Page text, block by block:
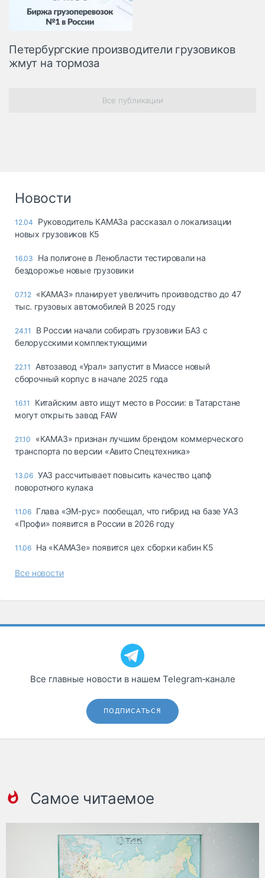
Петербургские производители грузовиков
жмут на тормоза
Все публикации
Новости
12.04
Руководитель КАМАЗа рассказал о локализации
новых грузовиков К5
16.03
На полигоне в Ленобласти тестировали на
бездорожье новые грузовики
07.12 «КАМАЗ» планирует увеличить производство до 47
тыс. грузовых автомобилей В 2025 году
24.11
В России начали собирать грузовики БАЗ с
белорусскими комплектующими
22.11
Автозавод «Урал» запустит в Миассе новый
сборочный корпус в начале 2025 года
16.11
Китайским авто ищут место в России: в Татарстане
могут открыть завод FAW
21.10
«КАМАЗ» признан лучшим брендом коммерческого
транспорта по версии «Авито Спецтехника»
13.06 УАЗ рассчитывает повысить качество цапф
поворотного кулака
11.06 Глава «ЭМ-рус» пообещал, что гибрид на базе УАЗ
«Профи» появится в России в 2026 году
11.06 На «КАМАЗе» появится цех сборки кабин К5
Все новости
Все главные новости в нашем Telegram‑канале
ПОДПИСАТЬСЯ
Самое читаемое